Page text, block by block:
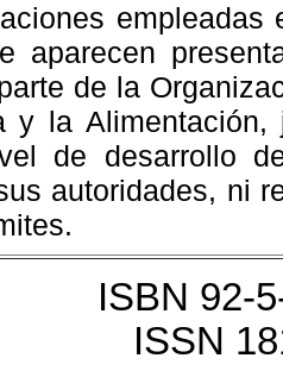
aparecen
de la
y la
de desarrollo
autoridades, ni
ISBN 92-
ISSN